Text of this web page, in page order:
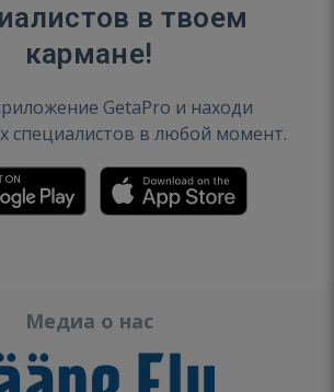
в твоем
кармане!
GetaPro и находи
специалистов в любой момент.
Медиа о нас